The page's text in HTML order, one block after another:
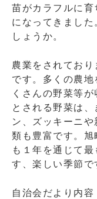
苗がカラフルに
になってきまし
しょうか。
農業をされてお
です。多くの農
くさんの野菜等
とされる野菜は
ン、ズッキーニ
類も豊富です。旭
も１年を通じて
す、楽しい季節で
自治会だより内容